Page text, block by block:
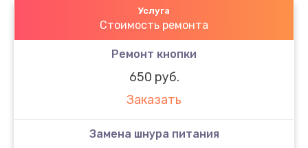
Услуга
Стоимость ремонта
Ремонт кнопки
650 руб.
Заказать
Замена шнура питания